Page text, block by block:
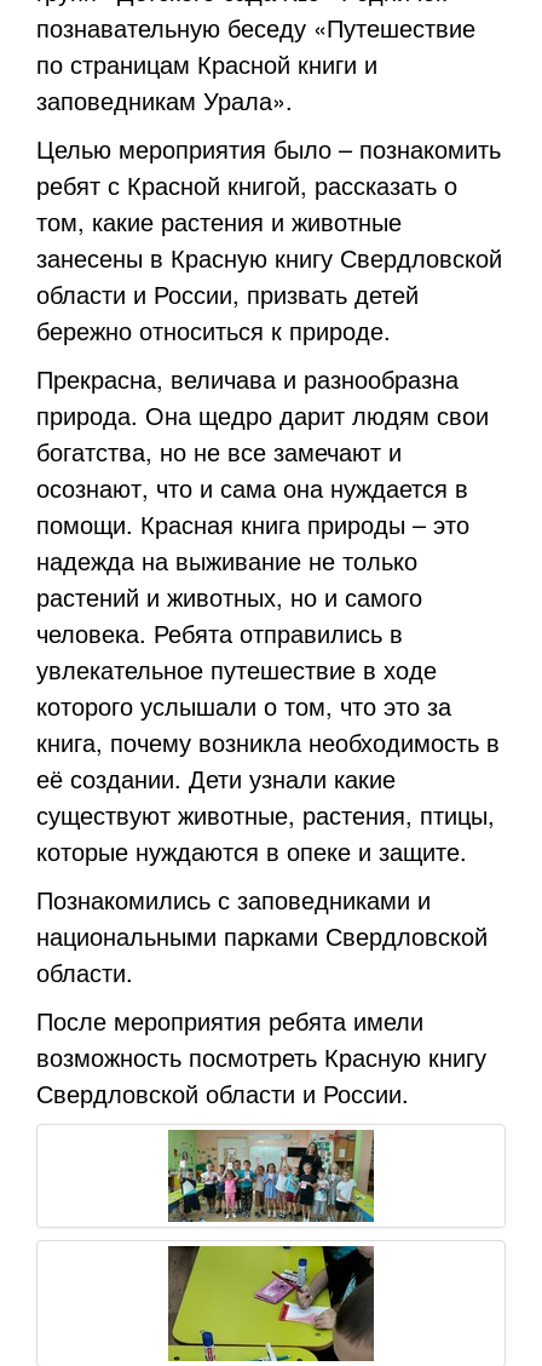
познавательную беседу «Путешествие
по страницам Красной книги и
заповедникам Урала».
Целью мероприятия было – познакомить
ребят с Красной книгой, рассказать о
том, какие растения и животные
занесены в Красную книгу Свердловской
области и России, призвать детей
бережно относиться к природе.
Прекрасна, величава и разнообразна
природа. Она щедро дарит людям свои
богатства, но не все замечают и
осознают, что и сама она нуждается в
помощи. Красная книга природы – это
надежда на выживание не только
растений и животных, но и самого
человека. Ребята отправились в
увлекательное путешествие в ходе
которого услышали о том, что это за
книга, почему возникла необходимость в
её создании. Дети узнали какие
существуют животные, растения, птицы,
которые нуждаются в опеке и защите.
Познакомились с заповедниками и
национальными парками Свердловской
области.
После мероприятия ребята имели
возможность посмотреть Красную книгу
Свердловской области и России.